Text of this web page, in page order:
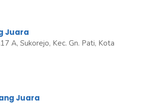
Juara
A, Sukorejo, Kec. Gn. Pati, Kota
Juara